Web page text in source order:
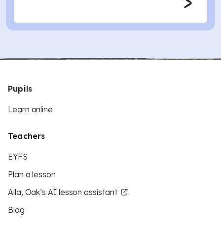
Pupils
Learn online
Teachers
EYFS
Plan a lesson
Aila, Oak’s AI lesson assistant
Blog